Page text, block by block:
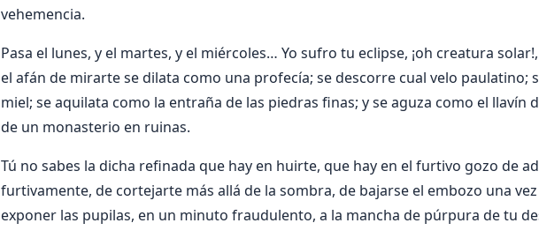
vehemencia.
Pasa el lunes, y el martes, y el miércoles… Yo sufro tu eclipse, ¡oh creatura
el afán de mirarte se dilata como una profecía; se descorre cual velo paulatino;
miel; se aquilata como la entraña de las piedras finas; y se aguza como el llavín
de un monasterio en ruinas.
Tú no sabes la dicha refinada que hay en huirte, que hay en el furtivo gozo de
furtivamente, de cortejarte más allá de la sombra, de bajarse el embozo una
exponer las pupilas, en un minuto fraudulento, a la mancha de púrpura de tu